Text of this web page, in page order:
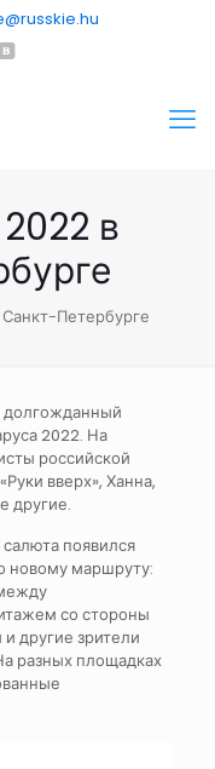
в
Петербурге
долгожданный
2022. На
российской
вверх», Ханна,
другие.
появился
новому маршруту:
со стороны
другие зрители
разных площадках